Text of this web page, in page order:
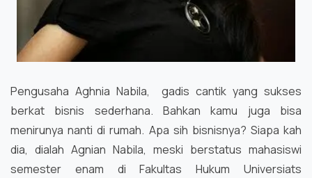
Pengusaha Aghnia Nabila, gadis cantik yang sukses
berkat bisnis sederhana. Bahkan kamu juga bisa
menirunya nanti di rumah. Apa sih bisnisnya? Siapa kah
dia, dialah Agnian Nabila, meski berstatus mahasiswi
semester enam di Fakultas Hukum Universiats